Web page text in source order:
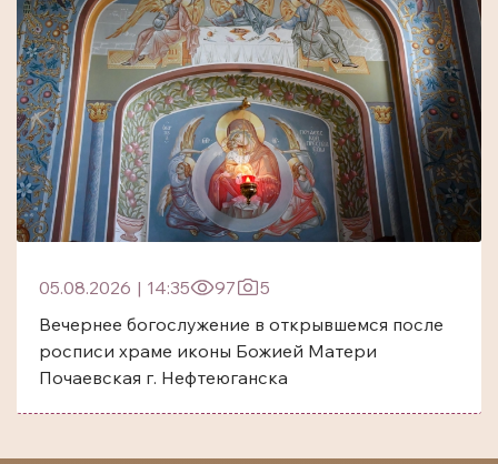
05.08.2026 | 14:35 97
5
Вечернее богослужение в открывшемся после
росписи храме иконы Божией Матери
Почаевская г. Нефтеюганска